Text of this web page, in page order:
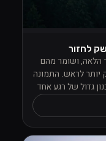
לחזור
הלאה, ושומר מהם
יותר לראש. התמונה
גדול של רגע אחד
פשוט לא הפסקתי
טייל בתוך היער,
הופעה פרטית למי